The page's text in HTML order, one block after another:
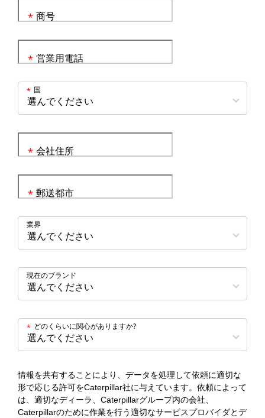
商号
*
営業用電話
*
国
*
会社住所
*
郵送都市
*
業界
現在のブランド
どのくらいに関心がありますか?
*
情報を共有することにより、データを処理して依頼に適切な
形で応じる許可をCaterpillar社に与えています。依頼によって
は、適切なディーラ、Caterpillarグループ内の会社、
Caterpillarのために作業を行う適切なサービスプロバイダとデ